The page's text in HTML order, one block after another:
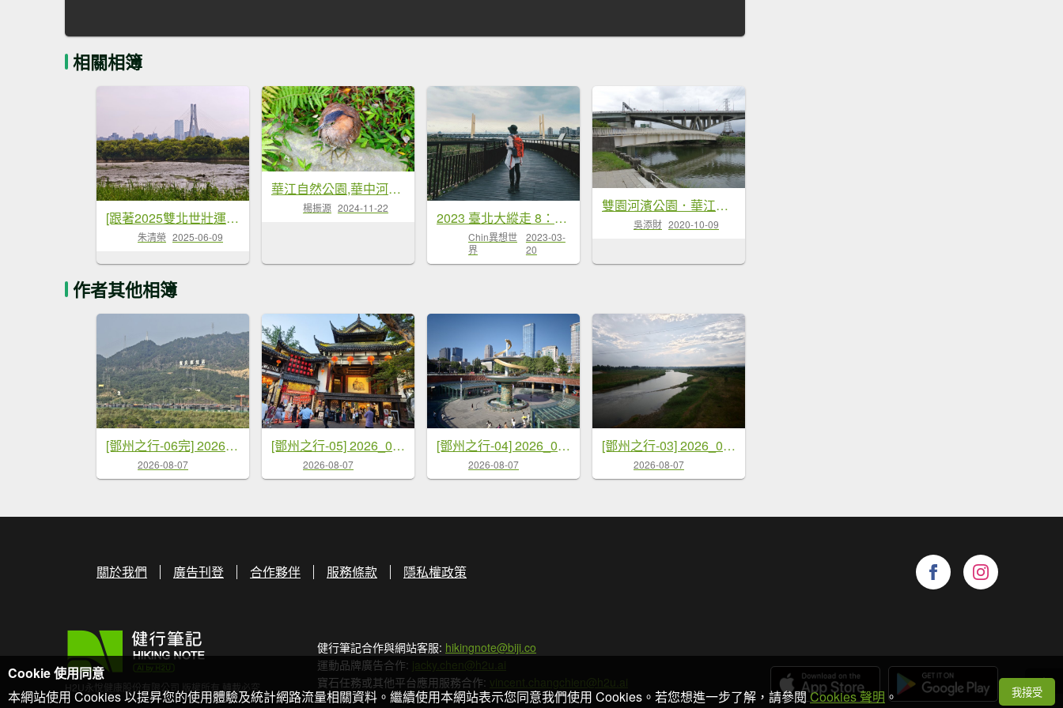
相關相簿
[跟著2025雙北世壯運探索雙北市-1/21] 2025_0607 飛盤競技道（華江雁鴨河濱步道）
朱清榮 2025-06-09
華江自然公園,華中河濱公園
楊振源 2024-11-22
2023 臺北大縱走 8：捷運關渡站至華江雁鴨自然公園(上)
Chin異想世
界
2023-03-
20
雙園河濱公園．華江雁鴨自然公園
吳添財 2020-10-09
作者其他相簿
[鄧州之行-06完] 2026_0720 成都-深圳-桃園
2026-08-07
[鄧州之行-05] 2026_0719 成都-錦里
2026-08-07
[鄧州之行-04] 2026_0719 成都-天府廣場
2026-08-07
[鄧州之行-03] 2026_0717 湍河
2026-08-07
關於我們 廣告刊登 合作夥伴 服務條款 隱私權政策
H2U永悅健康股份有限公司 版權所有 轉載必究
健行筆記合作與網站客服: hikingnote@biji.co
運動品牌廣告合作: jacky.chen@h2u.ai
寶石任務或其他平台應用服務合作: vincent.changchien@h2u.ai
Cookie 使用同意
本網站使用 Cookies 以提昇您的使用體驗及統計網路流量相關資料。繼續使用本網站表示您同意我們使用 Cookies。若您想進一步了解，請參閱Cookies 聲明 。 我接受